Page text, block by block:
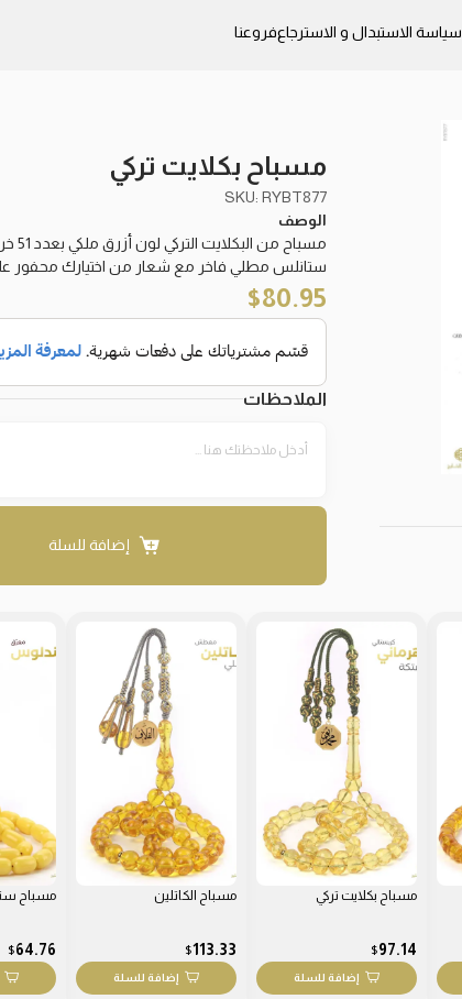
سياسة الاستبدال و الاسترجاعفروعنا
مسباح بكلايت تركي
SKU: RYBT877
الوصف
مسباح من البكلايت التركي لون أزرق ملكي بعدد 51 خرزة ذروية متوسطة يتوجه فواصل مع كَركوش
ستانلس مطلي فاخر مع شعار من اختيارك محفور
80.95
$
الملاحظات
إضافة للسلة
مسباح بكلايت تركي
97.14
$
إضافة للسلة
مسباح الكاتلين
113.33
$
إضافة للسلة
مسباح
64.76
$